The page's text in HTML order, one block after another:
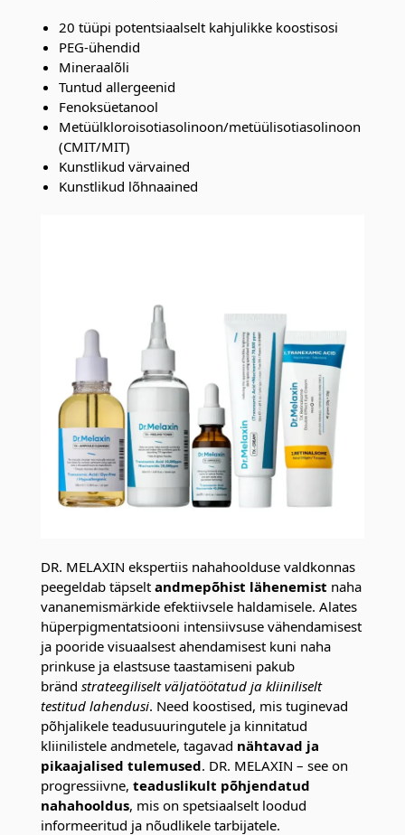
20 tüüpi potentsiaalselt kahjulikke koostisosi
PEG-ühendid
Mineraalõli
Tuntud allergeenid
Fenoksüetanool
Metüülkloroisotiasolinoon/metüülisotiasolinoon
(CMIT/MIT)
Kunstlikud värvained
Kunstlikud lõhnaained
DR. MELAXIN ekspertiis nahahoolduse valdkonnas
peegeldab täpselt andmepõhist lähenemist naha
vananemismärkide efektiivsele haldamisele. Alates
hüperpigmentatsiooni intensiivsuse vähendamisest
ja pooride visuaalsest ahendamisest kuni naha
prinkuse ja elastsuse taastamiseni pakub
bränd strateegiliselt väljatöötatud ja kliiniliselt
testitud lahendusi. Need koostised, mis tuginevad
põhjalikele teadusuuringutele ja kinnitatud
kliinilistele andmetele, tagavad nähtavad ja
pikaajalised tulemused. DR. MELAXIN – see on
progressiivne, teaduslikult põhjendatud
nahahooldus, mis on spetsiaalselt loodud
informeeritud ja nõudlikele tarbijatele.